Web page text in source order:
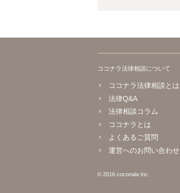
ココナラ法律相談について
ココナラ法律相談とは
法律Q&A
法律相談コラム
ココナラとは
よくあるご質問
運営へのお問い合わせ
© 2016 coconala Inc.